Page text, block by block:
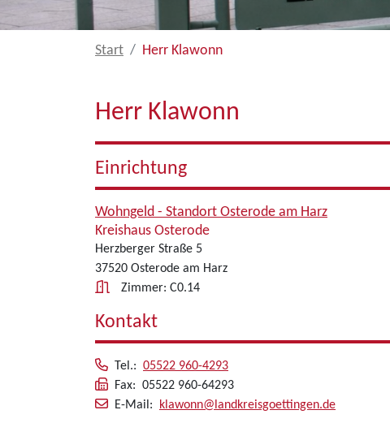
Start Herr Klawonn
Herr Klawonn
Einrichtung
Wohngeld - Standort Osterode am Harz
Kreishaus Osterode
Herzberger Straße 5
37520 Osterode am Harz
Zimmer: C0.14
Kontakt
Tel.: 05522 960-4293
Fax: 05522 960-64293
E-Mail:
klawonn@landkreisgoettingen.de